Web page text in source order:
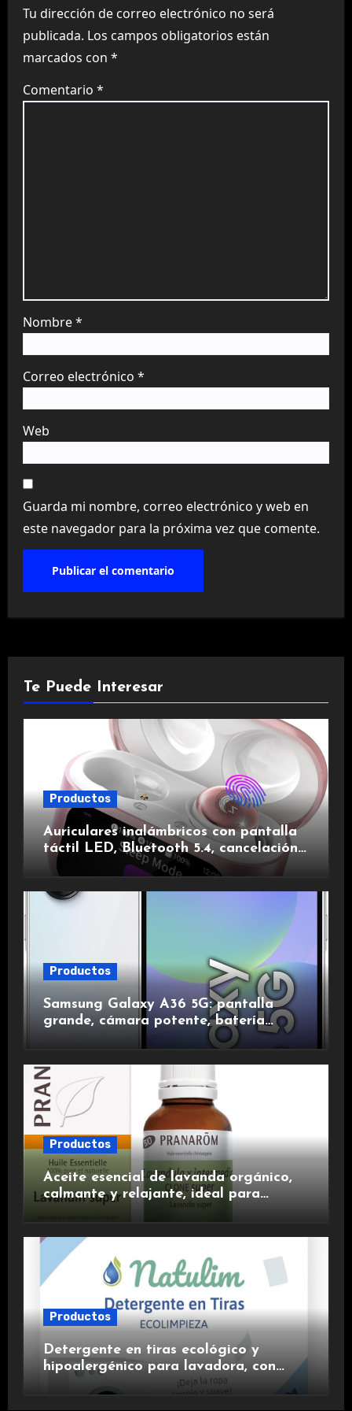
Tu dirección de correo electrónico no será
publicada. Los campos obligatorios están
marcados con *
Comentario *
Nombre*
Correo electrónico *
Web
Guarda mi nombre, correo electrónico y web en
este navegador para la próxima vez que comente.
Te Puede Interesar
Productos
Auriculares inalámbricos con pantalla
táctil LED, Bluetooth 5.4, cancelación
de ruido, impermeables y de larga
Productos
Samsung Galaxy A36 5G: pantalla
grande, cámara potente, batería
duradera y carga rápida para una
Productos
Aceite esencial de lavanda orgánico,
calmante y relajante, ideal para
Productos
Detergente en tiras ecológico y
hipoalergénico para lavadora, con
suavizante incluido y fragancia de
lavanda.